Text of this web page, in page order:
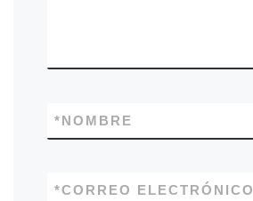
NOMBRE
*
CORREO ELECTRÓNICO
*